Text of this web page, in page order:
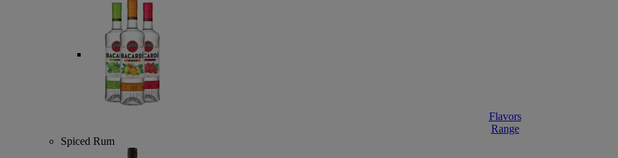
Flavors
Range
Spiced Rum